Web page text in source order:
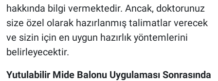
hakkında bilgi vermektedir. Ancak, doktorunuz
size özel olarak hazırlanmış talimatlar verecek
ve sizin için en uygun hazırlık yöntemlerini
belirleyecektir.
Yutulabilir Mide Balonu Uygulaması Sonrasında